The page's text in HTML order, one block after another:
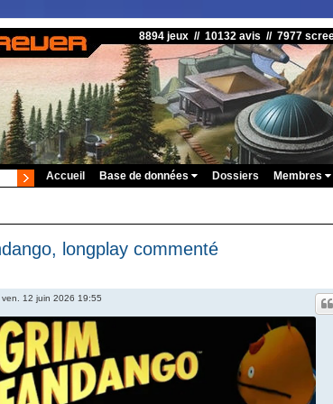
8894 jeux // 10132 avis // 7977
Accueil Base de données Dossiers Membres
longplay commenté
ven. 12 juin 2026 19:55